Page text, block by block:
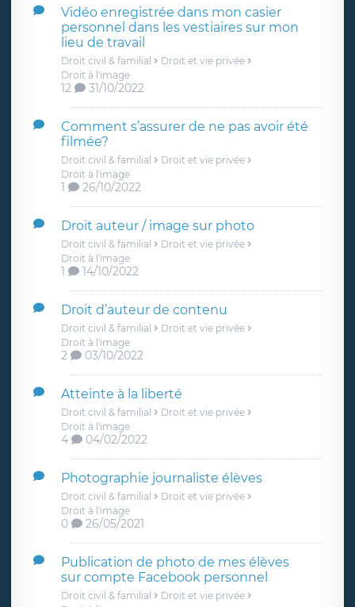
Vidéo enregistrée dans mon casier
personnel dans les vestiaires sur mon
lieu de travail
Droit civil & familial
Droit et vie privée
Droit à l'image
12 31/10/2022
Comment s’assurer de ne pas avoir été
filmée?
Droit civil & familial
Droit et vie privée
Droit à l'image
1 26/10/2022
Droit auteur / image sur photo
Droit civil & familial
Droit et vie privée
Droit à l'image
1 14/10/2022
Droit d’auteur de contenu
Droit civil & familial
Droit et vie privée
Droit à l'image
2 03/10/2022
Atteinte à la liberté
Droit civil & familial
Droit et vie privée
Droit à l'image
4 04/02/2022
Photographie journaliste élèves
Droit civil & familial
Droit et vie privée
Droit à l'image
0 26/05/2021
Publication de photo de mes élèves
sur compte Facebook personnel
Droit civil & familial
Droit et vie privée